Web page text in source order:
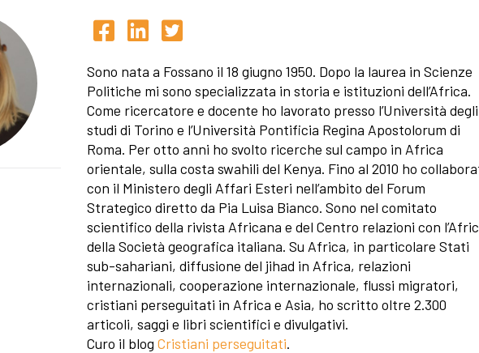
Sono nata a Fossano il 18 giugno 1950. Dopo la laurea in Scienze
Politiche mi sono specializzata in storia e istituzioni dell’Africa.
Come ricercatore e docente ho lavorato presso l’Università degli
studi di Torino e l’Università Pontificia Regina Apostolorum di
Roma. Per otto anni ho svolto ricerche sul campo in Africa
orientale, sulla costa swahili del Kenya. Fino al 2010 ho
con il Ministero degli Affari Esteri nell’ambito del Forum
Strategico diretto da Pia Luisa Bianco. Sono nel comitato
scientifico della rivista Africana e del Centro relazioni con
della Società geografica italiana. Su Africa, in particolare Stati
sub-sahariani, diffusione del jihad in Africa, relazioni
internazionali, cooperazione internazionale, flussi migratori,
cristiani perseguitati in Africa e Asia, ho scritto oltre 2.300
articoli, saggi e libri scientifici e divulgativi.
Curo il blog Cristiani perseguitati.